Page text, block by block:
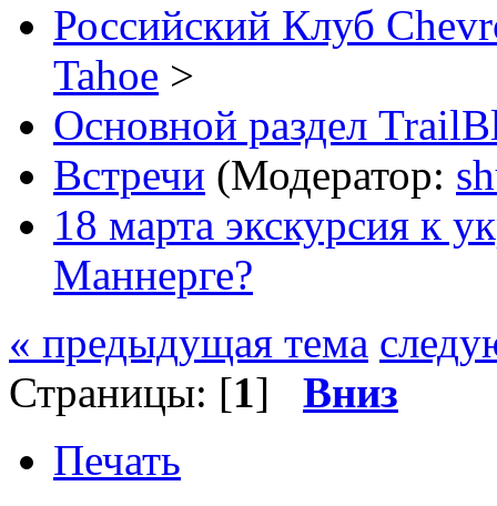
Российский Клуб
Tahoe >
Основной раздел
Встречи (Модератор:
18 марта экскурсия к
Маннерге?
« предыдущая тема
Страницы: [1] Вниз
Печать